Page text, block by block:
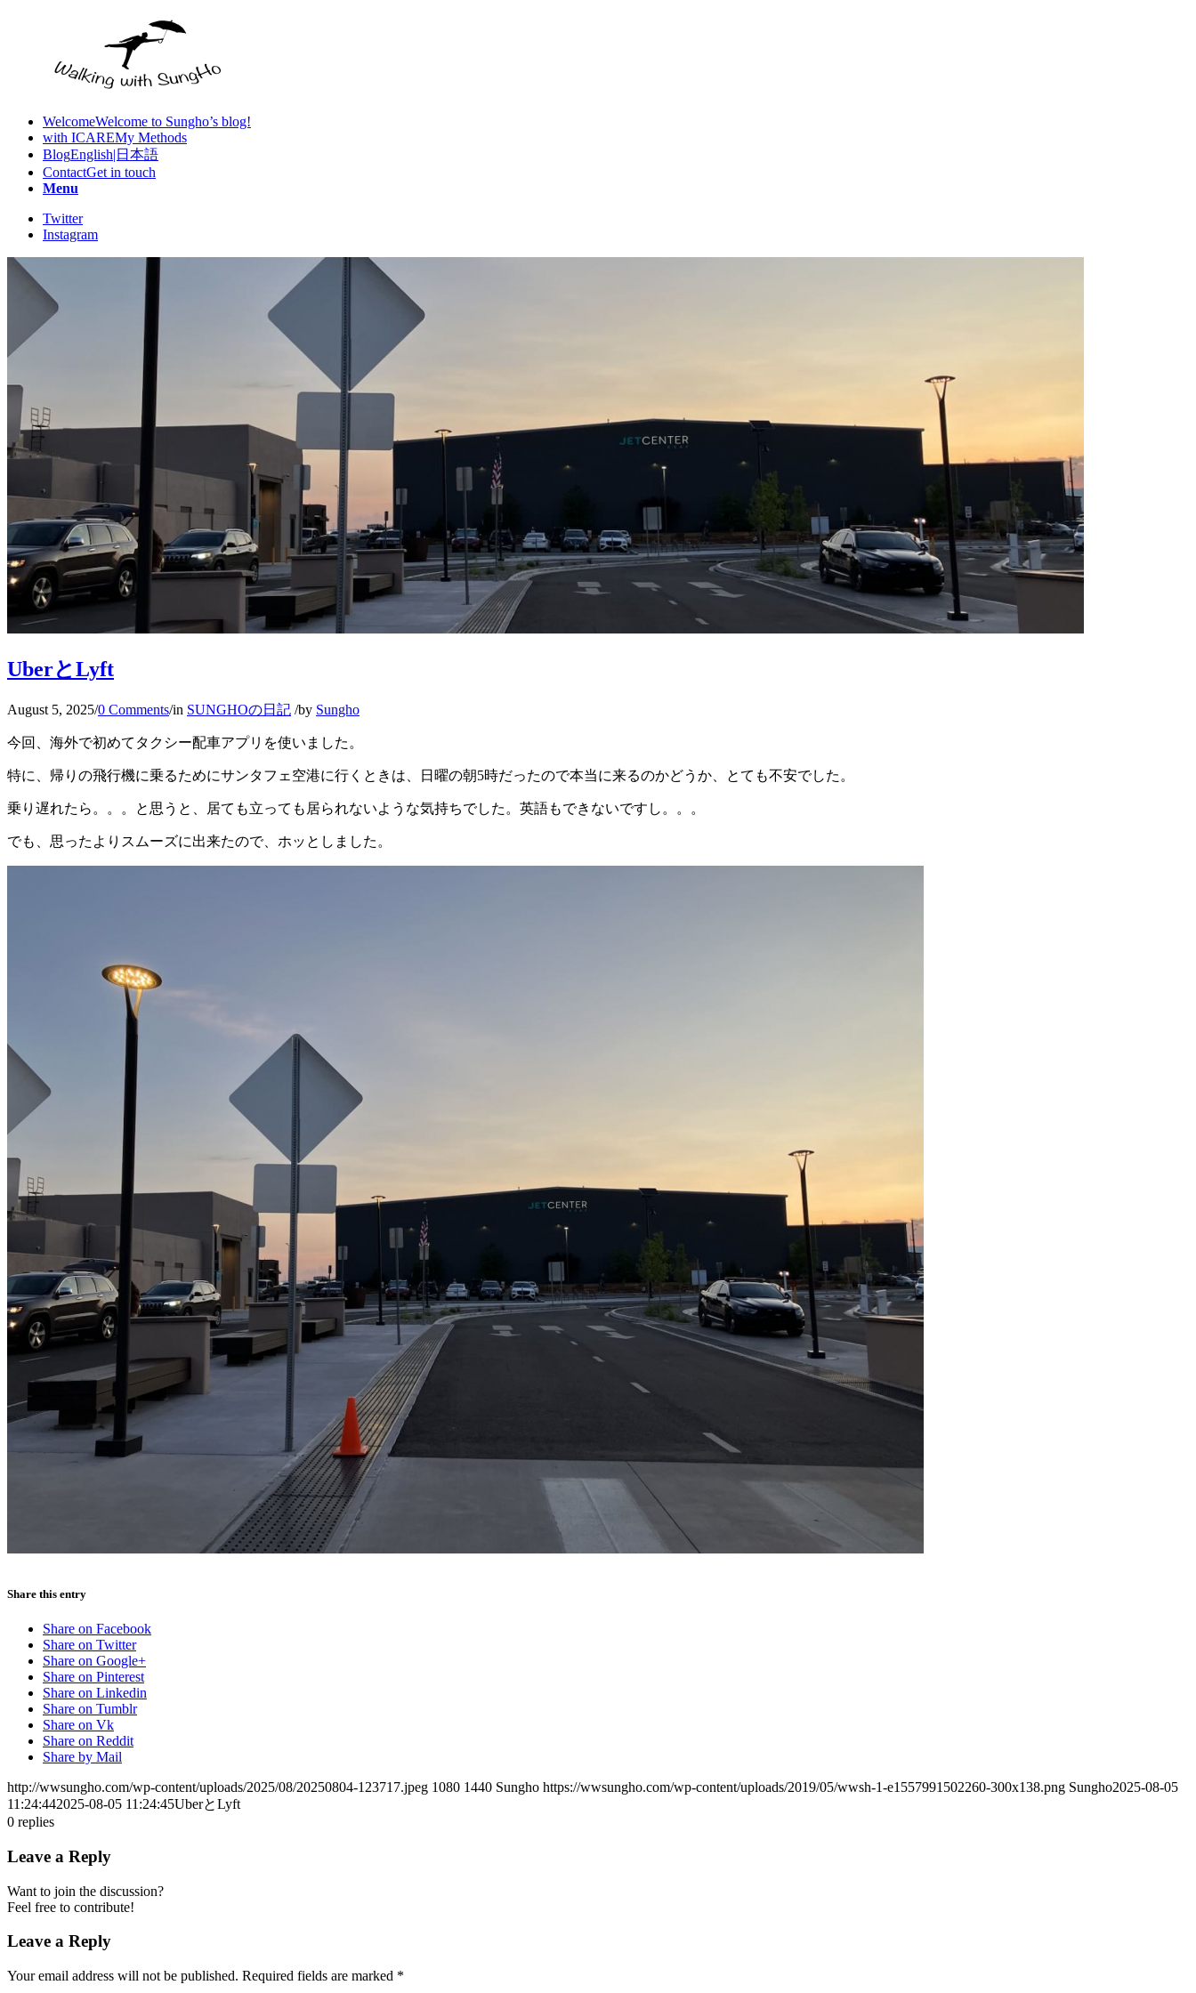
WelcomeWelcome to Sungho’s blog!
with ICAREMy Methods
BlogEnglish|日本語
ContactGet in touch
Menu
Twitter
Instagram
UberとLyft
August 5, 2025/0 Comments/in SUNGHOの日記 /by Sungho
今回、海外で初めてタクシー配車アプリを使いました。
特に、帰りの飛行機に乗るためにサンタフェ空港に行くときは、日曜の朝5時だったので本当に来るのかどうか、とても不安でした。
乗り遅れたら。。。と思うと、居ても立っても居られないような気持ちでした。英語もできないですし。。。
でも、思ったよりスムーズに出来たので、ホッとしました。
Share this entry
Share on Facebook
Share on Twitter
Share on Google+
Share on Pinterest
Share on Linkedin
Share on Tumblr
Share on Vk
Share on Reddit
Share by Mail
http://wwsungho.com/wp-content/uploads/2025/08/20250804-123717.jpeg 1080 1440 Sungho https://wwsungho.com/wp-content/uploads/2019/05/wwsh-1-e1557991502260-300x138.png Sungho2025-08-05
11:24:442025-08-05 11:24:45UberとLyft
0 replies
Leave a Reply
Want to join the discussion?
Feel free to contribute!
Leave a Reply
Your email address will not be published. Required fields are marked *